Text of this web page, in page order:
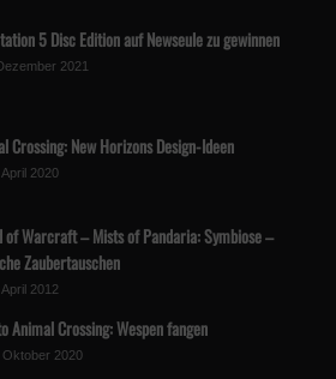
5 Disc Edition auf Newseule zu gewinnen
2021
Crossing: New Horizons Design-Ideen
April 2020
of Warcraft – Mists of Pandaria: Symbiose –
Zaubertauschen
April 2012
Animal Crossing: Wespen fangen
Oktober 2020